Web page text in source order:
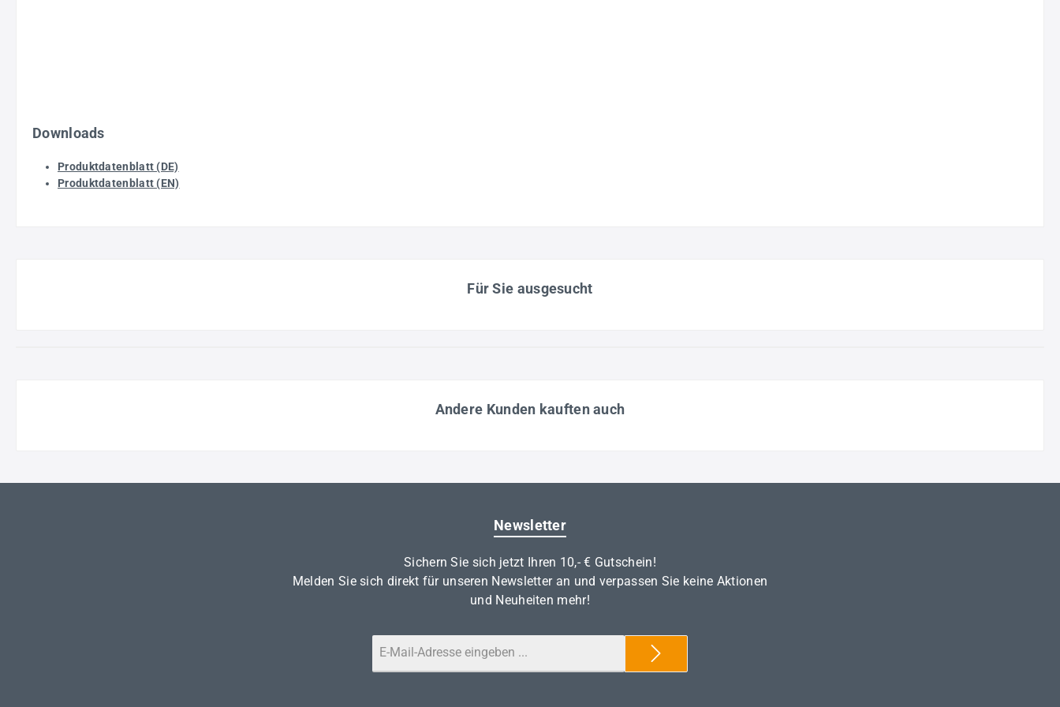
Downloads
Produktdatenblatt (DE)
Produktdatenblatt (EN)
Für Sie ausgesucht
Andere Kunden kauften auch
Newsletter
Sichern Sie sich jetzt Ihren 10,- € Gutschein!
Melden Sie sich direkt für unseren Newsletter an und verpassen Sie keine Aktionen
und Neuheiten mehr!